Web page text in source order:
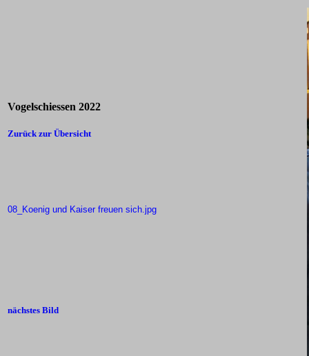
Vogelschiessen 2022
Zurück zur Übersicht
08_Koenig und Kaiser freuen sich.jpg
nächstes Bild